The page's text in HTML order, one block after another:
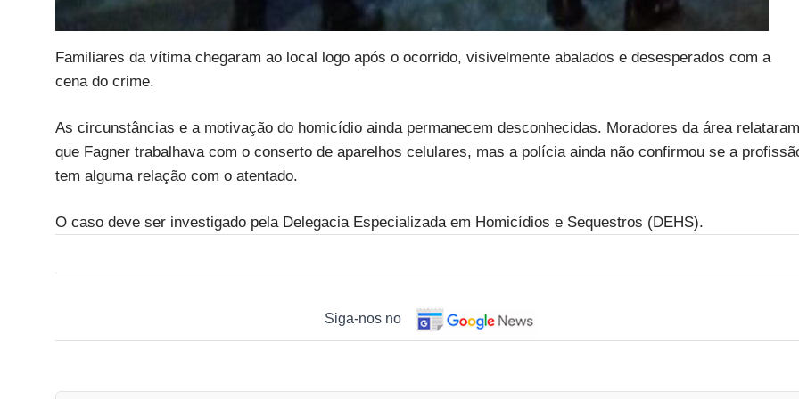
Familiares da vítima chegaram ao local logo após o ocorrido, visivelmente abalados e desesperados com a
cena do crime.
As circunstâncias e a motivação do homicídio ainda permanecem desconhecidas. Moradores da área relataram
que Fagner trabalhava com o conserto de aparelhos celulares, mas a polícia ainda não confirmou se a
tem alguma relação com o atentado.
O caso deve ser investigado pela Delegacia Especializada em Homicídios e Sequestros (DEHS).
Siga-nos no